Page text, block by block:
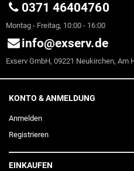
0371 46404760
Montag - Freitag, 10:00 - 16:00
info@exserv.de
Exserv GmbH, 09221 Neukirchen, Am
KONTO & ANMELDUNG
Anmelden
Registrieren
EINKAUFEN